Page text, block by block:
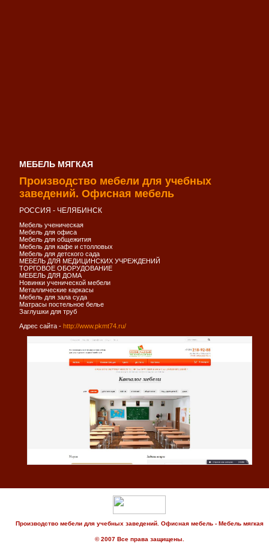
МЕБЕЛЬ МЯГКАЯ
Производство мебели для учебных
заведений. Офисная мебель
РОССИЯ - ЧЕЛЯБИНСК
Мебель ученическая
Мебель для офиса
Мебель для общежития
Мебель для кафе и столловых
Мебель для детского сада
МЕБЕЛЬ ДЛЯ МЕДИЦИНСКИХ УЧРЕЖДЕНИЙ
ТОРГОВОЕ ОБОРУДОВАНИЕ
МЕБЕЛЬ ДЛЯ ДОМА
Новинки ученической мебели
Металлические каркасы
Мебель для зала суда
Матрасы постельное белье
Заглушки для труб
Адрес сайта - http://www.pkmt74.ru/
Производство мебели для учебных заведений. Офисная мебель - Мебель мягкая
© 2007 Все права защищены.